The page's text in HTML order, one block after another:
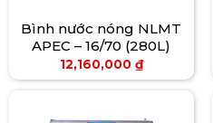
Bình nước nóng NLMT
APEC – 16/70 (280L)
12,160,000 ₫